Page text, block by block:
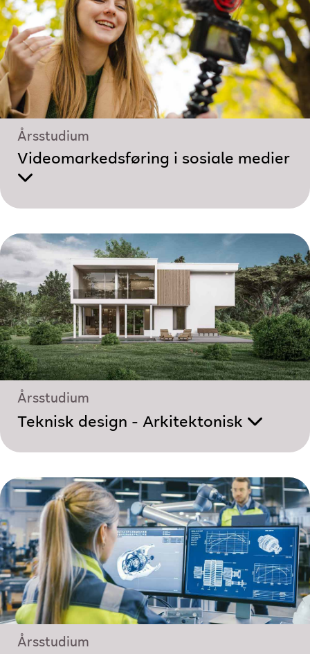
Årsstudium
Videomarkedsføring i sosiale medier
Årsstudium
Teknisk design - Arkitektonisk
Årsstudium